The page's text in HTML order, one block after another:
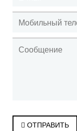
ОТПРАВИТЬ